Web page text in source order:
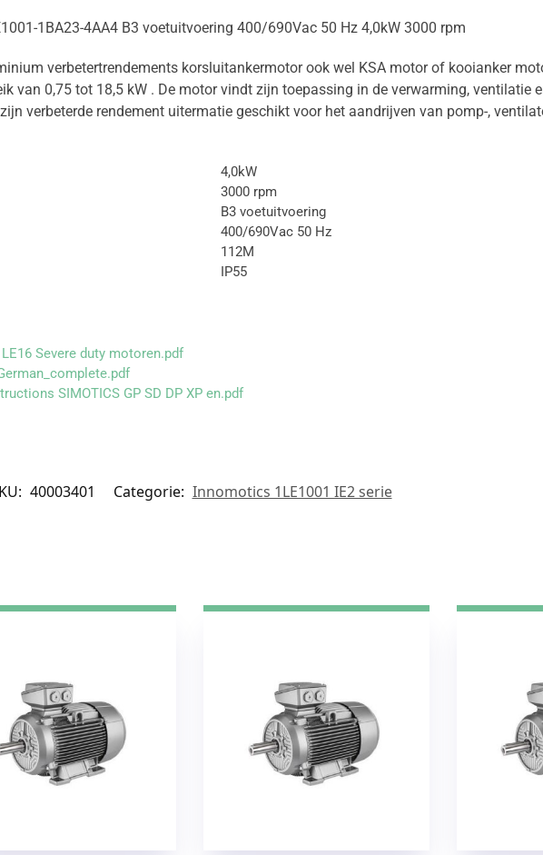
1BA23-4AA4 B3 voetuitvoering 400/690Vac 50 Hz 4,0kW 3000 rpm
verbetertrendements korsluitankermotor ook wel KSA motor of kooianker
van 0,75 tot 18,5 kW . De motor vindt zijn toepassing in de verwarming, ventilatie
verbeterde rendement uitermatie geschikt voor het aandrijven van pomp-,
4,0kW
3000 rpm
B3 voetuitvoering
400/690Vac 50 Hz
112M
IP55
Severe duty motoren.pdf
SIMOTICS GP SD DP XP en.pdf
40003401 Categorie: Innomotics 1LE1001 IE2 serie